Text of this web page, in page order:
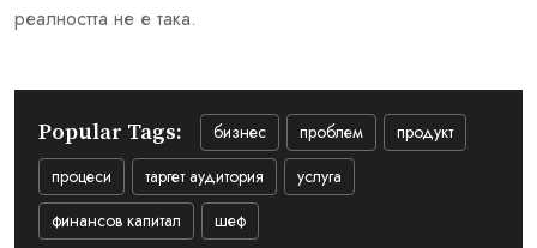
реалността не е така.
Popular Tags: бизнес проблем
продукт
процеси
таргет аудитория
услуга
финансов капитал
шеф